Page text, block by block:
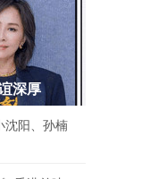
深厚
沈阳、孙楠